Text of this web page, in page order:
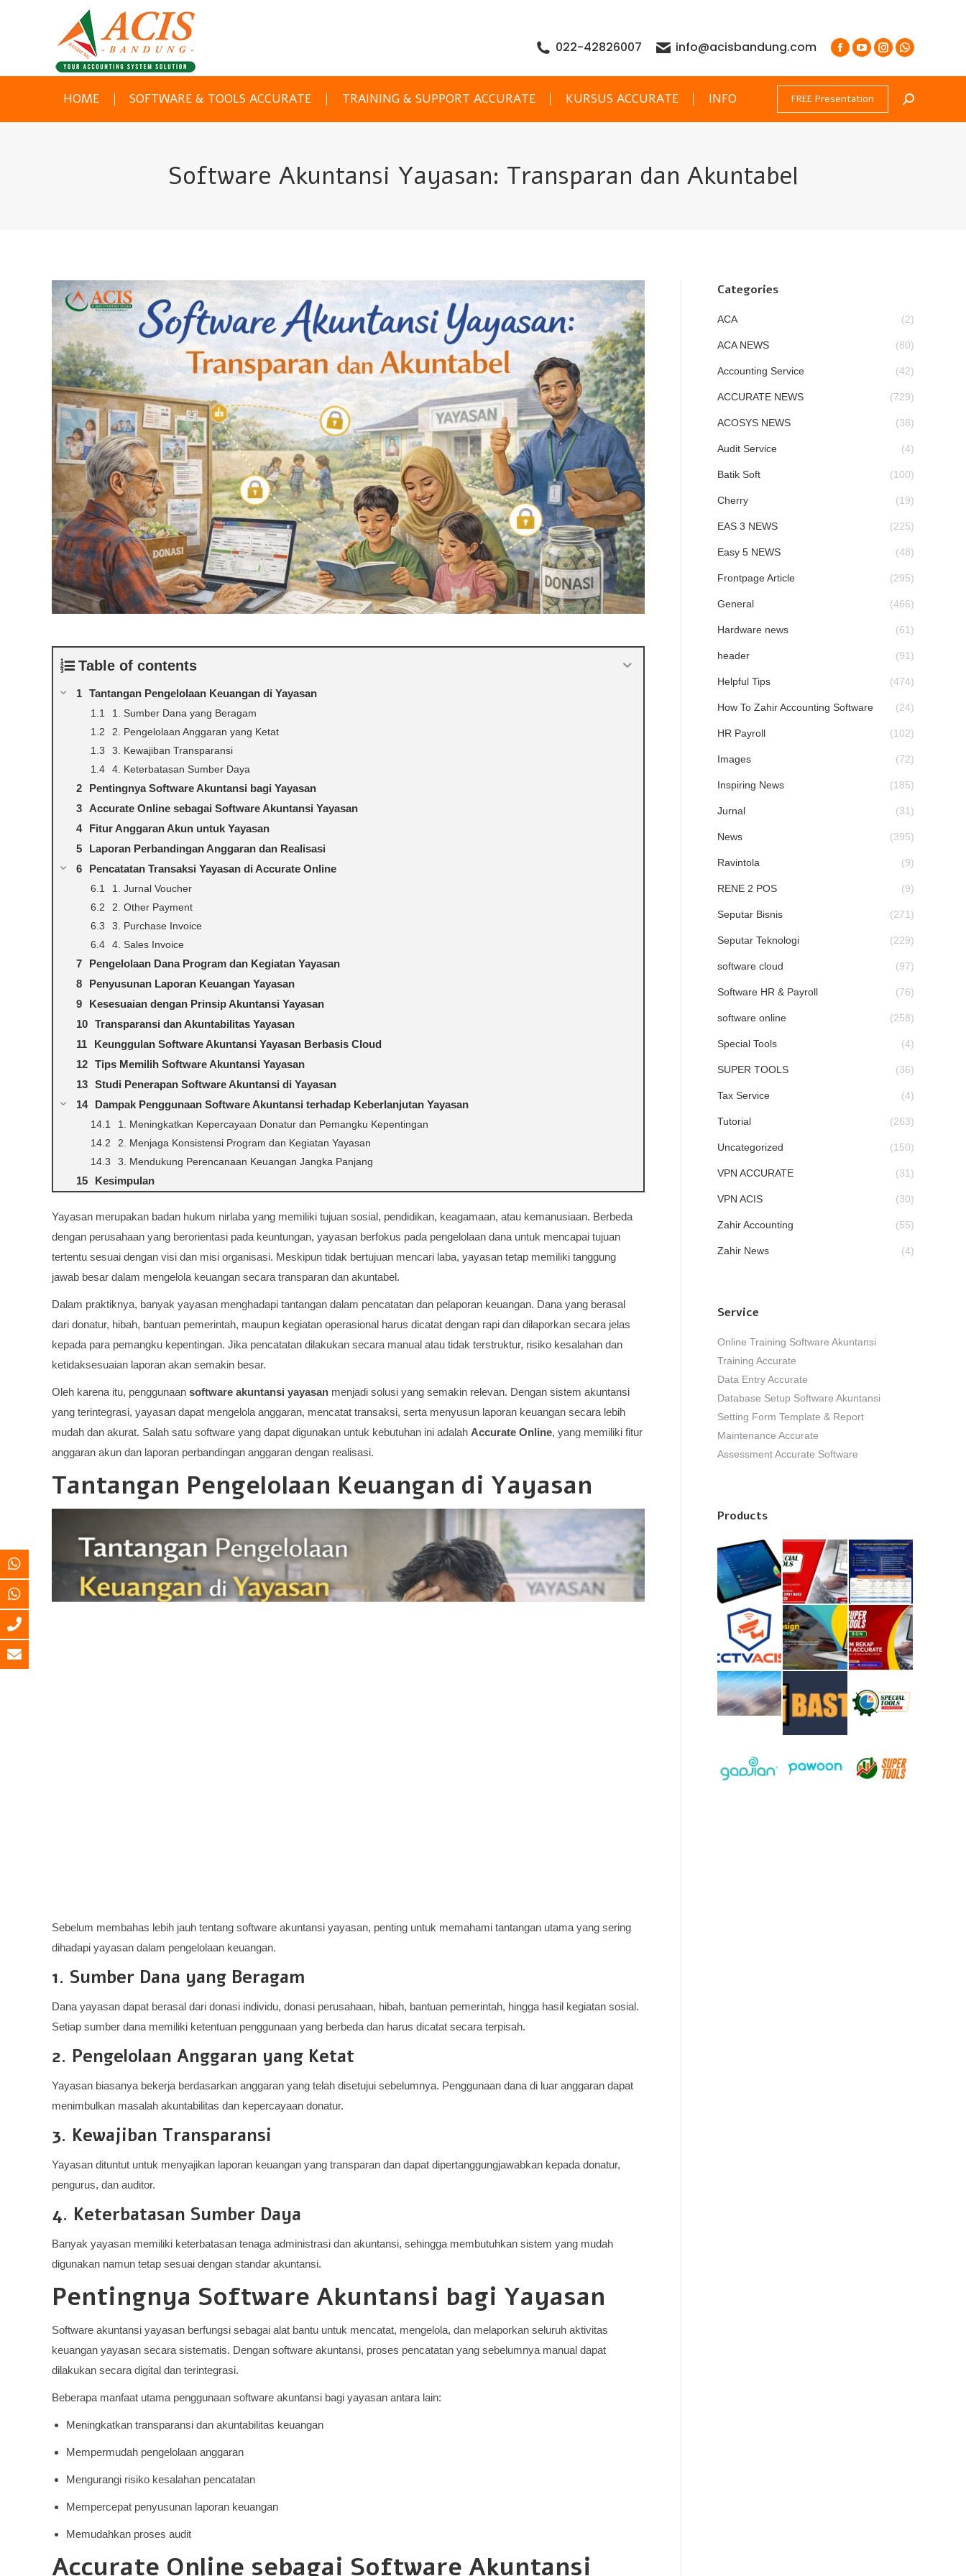
022-42826007 info@acisbandung.com
HOME SOFTWARE & TOOLS ACCURATE TRAINING & SUPPORT ACCURATE KURSUS ACCURATE INFO FREE Presentation Search:
Software Akuntansi Yayasan: Transparan dan Akuntabel
Table of contents
Tantangan Pengelolaan Keuangan di Yayasan
1. Sumber Dana yang Beragam
2. Pengelolaan Anggaran yang Ketat
3. Kewajiban Transparansi
4. Keterbatasan Sumber Daya
Pentingnya Software Akuntansi bagi Yayasan
Accurate Online sebagai Software Akuntansi Yayasan
Fitur Anggaran Akun untuk Yayasan
Laporan Perbandingan Anggaran dan Realisasi
Pencatatan Transaksi Yayasan di Accurate Online
1. Jurnal Voucher
2. Other Payment
3. Purchase Invoice
4. Sales Invoice
Pengelolaan Dana Program dan Kegiatan Yayasan
Penyusunan Laporan Keuangan Yayasan
Kesesuaian dengan Prinsip Akuntansi Yayasan
Transparansi dan Akuntabilitas Yayasan
Keunggulan Software Akuntansi Yayasan Berbasis Cloud
Tips Memilih Software Akuntansi Yayasan
Studi Penerapan Software Akuntansi di Yayasan
Dampak Penggunaan Software Akuntansi terhadap Keberlanjutan Yayasan
1. Meningkatkan Kepercayaan Donatur dan Pemangku Kepentingan
2. Menjaga Konsistensi Program dan Kegiatan Yayasan
3. Mendukung Perencanaan Keuangan Jangka Panjang
Kesimpulan
Yayasan merupakan badan hukum nirlaba yang memiliki tujuan sosial, pendidikan, keagamaan, atau kemanusiaan. Berbeda
dengan perusahaan yang berorientasi pada keuntungan, yayasan berfokus pada pengelolaan dana untuk mencapai tujuan
tertentu sesuai dengan visi dan misi organisasi. Meskipun tidak bertujuan mencari laba, yayasan tetap memiliki tanggung
jawab besar dalam mengelola keuangan secara transparan dan akuntabel.
Dalam praktiknya, banyak yayasan menghadapi tantangan dalam pencatatan dan pelaporan keuangan. Dana yang berasal
dari donatur, hibah, bantuan pemerintah, maupun kegiatan operasional harus dicatat dengan rapi dan dilaporkan secara jelas
kepada para pemangku kepentingan. Jika pencatatan dilakukan secara manual atau tidak terstruktur, risiko kesalahan dan
ketidaksesuaian laporan akan semakin besar.
Oleh karena itu, penggunaan software akuntansi yayasan menjadi solusi yang semakin relevan. Dengan sistem akuntansi
yang terintegrasi, yayasan dapat mengelola anggaran, mencatat transaksi, serta menyusun laporan keuangan secara lebih
mudah dan akurat. Salah satu software yang dapat digunakan untuk kebutuhan ini adalah Accurate Online, yang memiliki fitur
anggaran akun dan laporan perbandingan anggaran dengan realisasi.
Tantangan Pengelolaan Keuangan di Yayasan
Sebelum membahas lebih jauh tentang software akuntansi yayasan, penting untuk memahami tantangan utama yang sering
dihadapi yayasan dalam pengelolaan keuangan.
1. Sumber Dana yang Beragam
Dana yayasan dapat berasal dari donasi individu, donasi perusahaan, hibah, bantuan pemerintah, hingga hasil kegiatan sosial.
Setiap sumber dana memiliki ketentuan penggunaan yang berbeda dan harus dicatat secara terpisah.
2. Pengelolaan Anggaran yang Ketat
Yayasan biasanya bekerja berdasarkan anggaran yang telah disetujui sebelumnya. Penggunaan dana di luar anggaran dapat
menimbulkan masalah akuntabilitas dan kepercayaan donatur.
3. Kewajiban Transparansi
Yayasan dituntut untuk menyajikan laporan keuangan yang transparan dan dapat dipertanggungjawabkan kepada donatur,
pengurus, dan auditor.
4. Keterbatasan Sumber Daya
Banyak yayasan memiliki keterbatasan tenaga administrasi dan akuntansi, sehingga membutuhkan sistem yang mudah
digunakan namun tetap sesuai dengan standar akuntansi.
Pentingnya Software Akuntansi bagi Yayasan
Software akuntansi yayasan berfungsi sebagai alat bantu untuk mencatat, mengelola, dan melaporkan seluruh aktivitas
keuangan yayasan secara sistematis. Dengan software akuntansi, proses pencatatan yang sebelumnya manual dapat
dilakukan secara digital dan terintegrasi.
Beberapa manfaat utama penggunaan software akuntansi bagi yayasan antara lain:
Meningkatkan transparansi dan akuntabilitas keuangan
Mempermudah pengelolaan anggaran
Mengurangi risiko kesalahan pencatatan
Mempercepat penyusunan laporan keuangan
Memudahkan proses audit
Accurate Online sebagai Software Akuntansi
Categories
ACA (2)
ACA NEWS (80)
Accounting Service (42)
ACCURATE NEWS (729)
ACOSYS NEWS (38)
Audit Service (4)
Batik Soft (100)
Cherry (19)
EAS 3 NEWS (225)
Easy 5 NEWS (48)
Frontpage Article (295)
General (466)
Hardware news (61)
header (91)
Helpful Tips (474)
How To Zahir Accounting Software (24)
HR Payroll (102)
Images (72)
Inspiring News (185)
Jurnal (31)
News (395)
Ravintola (9)
RENE 2 POS (9)
Seputar Bisnis (271)
Seputar Teknologi (229)
software cloud (97)
Software HR & Payroll (76)
software online (258)
Special Tools (4)
SUPER TOOLS (36)
Tax Service (4)
Tutorial (263)
Uncategorized (150)
VPN ACCURATE (31)
VPN ACIS (30)
Zahir Accounting (55)
Zahir News (4)
Service
Online Training Software Akuntansi
Training Accurate
Data Entry Accurate
Database Setup Software Akuntansi
Setting Form Template & Report
Maintenance Accurate
Assessment Accurate Software
Products